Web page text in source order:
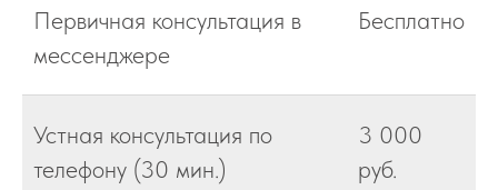
Первичная консультация в
мессенджере
Бесплатно
Устная консультация по
телефону (30 мин.)
3 000
руб.